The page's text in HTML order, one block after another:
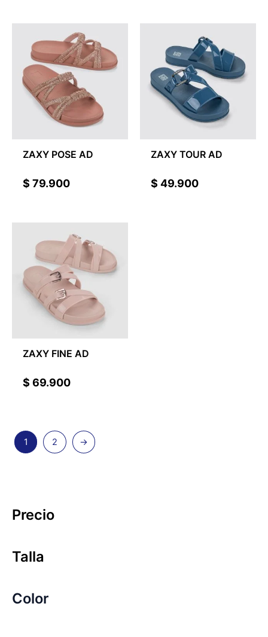
Precio
Talla
Color
ZAXY POSE AD
$ 79.900
ZAXY TOUR AD
$ 49.900
ZAXY FINE AD
$ 69.900
1 2 →